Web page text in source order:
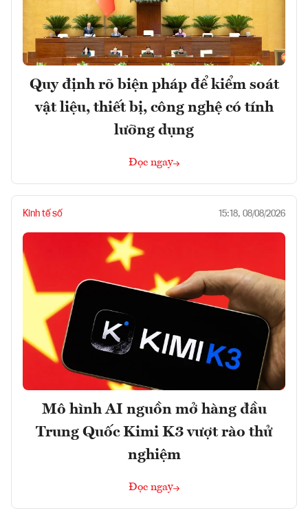
Quy định rõ biện pháp để kiểm soát
vật liệu, thiết bị, công nghệ có tính
lưỡng dụng
Đọc ngay
Kinh tế số 15:18, 08/08/2026
Mô hình AI nguồn mở hàng đầu
Trung Quốc Kimi K3 vượt rào thử
nghiệm
Đọc ngay